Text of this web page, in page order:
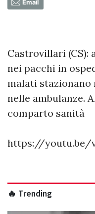
Email
Castrovillari (CS):
nei pacchi in
malati stazionano
nelle ambulanze.
comparto sanità
https://youtu.be/
🔥 Trending